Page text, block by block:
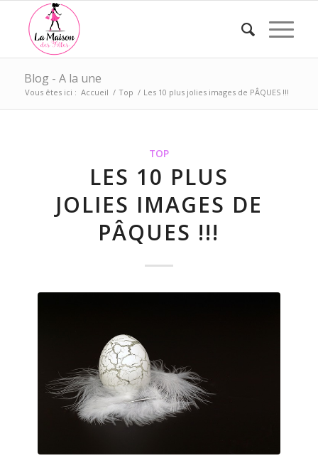
Blog - A la une
Vous êtes ici : Accueil / Top / Les 10 plus jolies images de PÂQUES !!!
TOP
LES 10 PLUS
JOLIES IMAGES DE
PÂQUES !!!